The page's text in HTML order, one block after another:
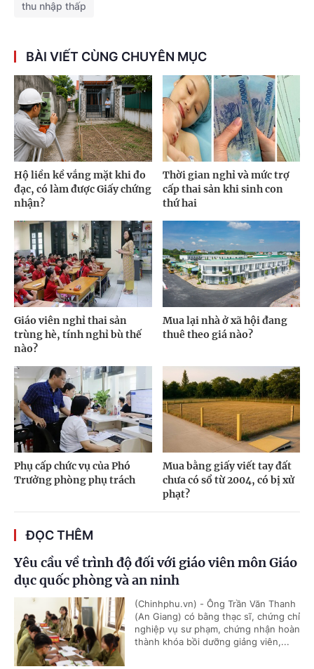
thu nhập thấp
BÀI VIẾT CÙNG CHUYÊN MỤC
Hộ liền kề vắng mặt khi đo
đạc, có làm được Giấy chứng
nhận?
Thời gian nghỉ và mức trợ
cấp thai sản khi sinh con
thứ hai
Giáo viên nghỉ thai sản
trùng hè, tính nghỉ bù thế
nào?
Mua lại nhà ở xã hội đang
thuê theo giá nào?
Phụ cấp chức vụ của Phó
Trưởng phòng phụ trách
Mua bằng giấy viết tay đất
chưa có sổ từ 2004, có bị xử
phạt?
ĐỌC THÊM
Yêu cầu về trình độ đối với giáo viên môn Giáo
dục quốc phòng và an ninh
(Chinhphu.vn) - Ông Trần Văn Thanh
(An Giang) có bằng thạc sĩ, chứng chỉ
nghiệp vụ sư phạm, chứng nhận hoàn
thành khóa bồi dưỡng giảng viên,...